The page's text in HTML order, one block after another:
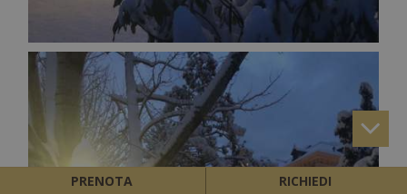
PRENOTA RICHIEDI